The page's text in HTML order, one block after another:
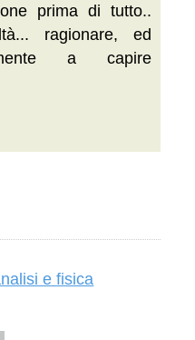
prima di tutto..
ragionare, ed
a capire
e fisica